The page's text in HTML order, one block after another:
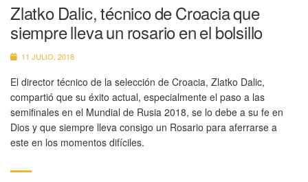
Zlatko Dalic, técnico de Croacia que
siempre lleva un rosario en el bolsillo
11 JULIO, 2018
El director técnico de la selección de Croacia, Zlatko Dalic,
compartió que su éxito actual, especialmente el paso a las
semifinales en el Mundial de Rusia 2018, se lo debe a su fe en
Dios y que siempre lleva consigo un Rosario para aferrarse a
este en los momentos difíciles.